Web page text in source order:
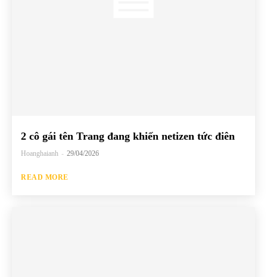
2 cô gái tên Trang đang khiến netizen tức điên
Hoanghaianh - 29/04/2026
READ MORE